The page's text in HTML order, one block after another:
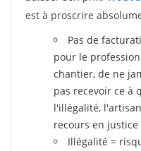
est à proscrire
Pas de
pour le
chantier, de ne
pas recevoir ce à
l'illégalité,
recours en
Illégalité =